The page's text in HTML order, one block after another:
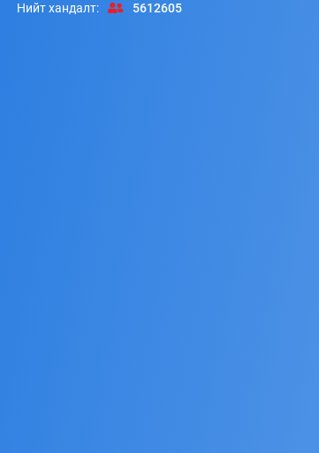
Э.Бумбаяр Монгол Улсын Мэргэн цолны
хангалаа
Нийт хандалт:
5612605